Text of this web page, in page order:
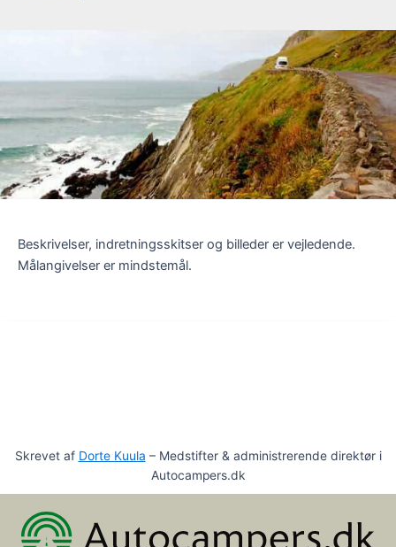
Beskrivelser, indretningsskitser og billeder er vejledende.
Målangivelser er mindstemål.
Skrevet af Dorte Kuula – Medstifter & administrerende direktør i
Autocampers.dk